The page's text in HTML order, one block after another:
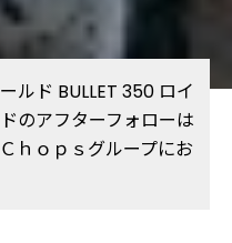
ルド BULLET 350 ロイ
のアフターフォローは
ｈｏｐｓグループにお